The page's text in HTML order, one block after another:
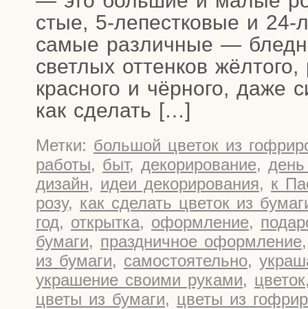
стые, 5‑лепестковые и 24-
самые раз­лич­ные —
свет­лых оттен­ков
крас­­но­­го и чёр­но­го, даже
как сделать […]
Метки: большой цветок из
работы, быт, декорирование,
дизайн, идеи декорирования, к
розу, как сделать цветок из
год, открытка, оформление,
бумаги, праздничное оформление
из бумаги, самостоятельно,
украшение своими руками, цветок
цветы из бумаги, цветы из